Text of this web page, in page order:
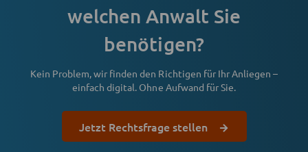
welchen Anwalt Sie
benötigen?
Kein Problem, wir finden den Richtigen für Ihr Anliegen –
einfach digital. Ohne Aufwand für Sie.
Jetzt Rechtsfrage stellen